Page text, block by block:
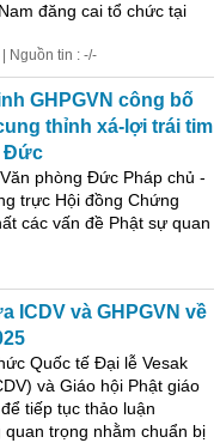
đăng cai tổ chức tại
Nguồn tin : -/-
GHPGVN công bố
thỉnh xá-lợi trái tim
Đức
phòng Đức Pháp chủ -
trực Hội đồng Chứng
các vấn đề Phật sự quan
ICDV và GHPGVN về
Quốc tế Đại lễ Vesak
và Giáo hội Phật giáo
tiếp tục thảo luận
trọng nhằm chuẩn bị